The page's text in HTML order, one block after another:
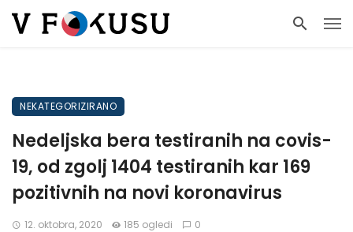
NEKATEGORIZIRANO
Nedeljska bera testiranih na covis-
19, od zgolj 1404 testiranih kar 169
pozitivnih na novi koronavirus
12. oktobra, 2020 185 ogledi 0